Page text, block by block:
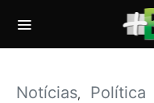
Notícias Política